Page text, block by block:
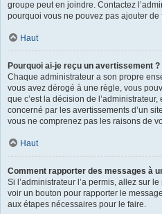
groupe peut en joindre. Contactez
pourquoi vous ne pouvez pas ajouter
Haut
Pourquoi ai-je reçu un avertissement ?
Chaque administrateur a son propre
vous avez dérogé à une règle, vous
que c’est la décision de
concerné par les avertissements d’un
vous ne comprenez pas les raisons de
Haut
Comment rapporter des messages à
Si l’administrateur l’a permis, allez sur
voir un bouton pour rapporter le
aux étapes nécessaires pour le faire.